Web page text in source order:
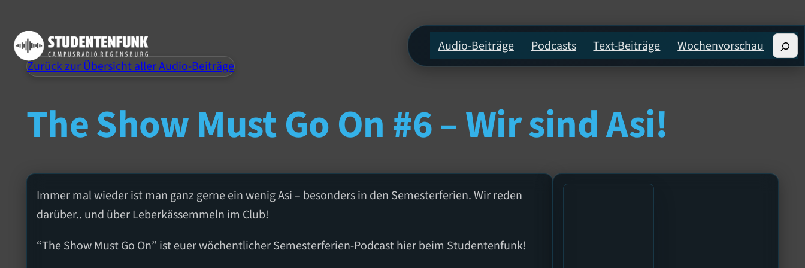
Audio-Beiträge Podcasts Text-Beiträge Wochenvorschau
Zurück zur Übersicht aller Audio-Beiträge
The Show Must Go On #6 – Wir sind Asi!
Immer mal wieder ist man ganz gerne ein wenig Asi – besonders in den Semesterferien. Wir reden
darüber.. und über Leberkässemmeln im Club!
“The Show Must Go On” ist euer wöchentlicher Semesterferien-Podcast hier beim Studentenfunk!